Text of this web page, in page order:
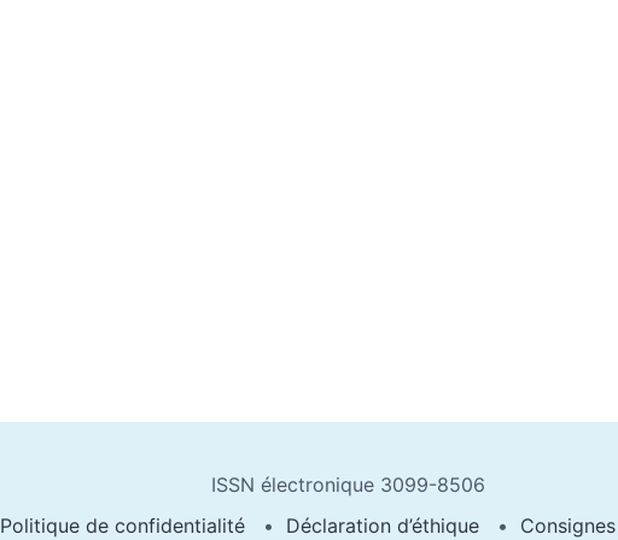
ISSN électronique 3099-8506
Politique de confidentialité Déclaration d’éthique